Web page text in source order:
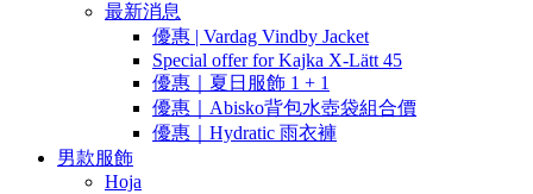
最新消息
優惠 | Vardag Vindby Jacket
Special offer for Kajka X-Lätt 45
優惠｜夏日服飾 1 + 1
優惠｜Abisko背包水壺袋組合價
優惠｜Hydratic 雨衣褲
男款服飾
Hoja